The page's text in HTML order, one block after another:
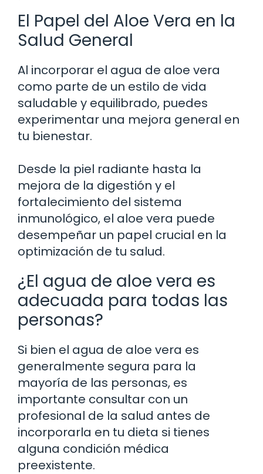
El Papel del Aloe Vera en la
Salud General
Al incorporar el agua de aloe vera
como parte de un estilo de vida
saludable y equilibrado, puedes
experimentar una mejora general en
tu bienestar.
Desde la piel radiante hasta la
mejora de la digestión y el
fortalecimiento del sistema
inmunológico, el aloe vera puede
desempeñar un papel crucial en la
optimización de tu salud.
¿El agua de aloe vera es
adecuada para todas las
personas?
Si bien el agua de aloe vera es
generalmente segura para la
mayoría de las personas, es
importante consultar con un
profesional de la salud antes de
incorporarla en tu dieta si tienes
alguna condición médica
preexistente.